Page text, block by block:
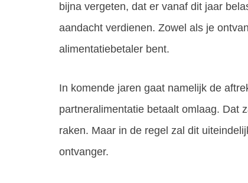
bijna vergeten, dat er vanaf dit jaar
aandacht verdienen. Zowel als je
alimentatiebetaler bent.
In komende jaren gaat namelijk de
partneralimentatie betaalt omlaag. Dat
raken. Maar in de regel zal dit
ontvanger.